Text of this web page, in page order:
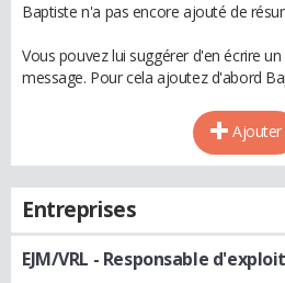
Baptiste n'a pas encore ajouté de
Vous pouvez lui suggérer d'en écrire
message. Pour cela ajoutez d'abord
Ajouter
Entreprises
EJM/VRL - Responsable